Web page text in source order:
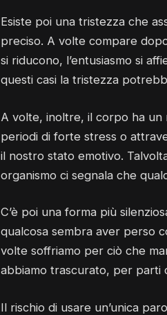
Esiste poi una tristezza che
preciso. A volte compare
si riducono, l’entusiasmo si
questi casi la tristezza
A volte, inoltre, il corpo ha un
periodi di forte stress o
il nostro stato emotivo.
organismo ci segnala che
C’è poi una forma più
qualcosa sembra aver perso
volte soffriamo per ciò che
abbiamo trascurato, per parti
Il rischio di usare un’unica